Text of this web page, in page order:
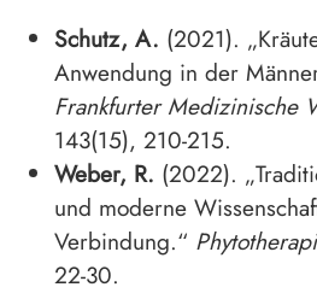
Schutz, A. (2021).
Anwendung in der
Frankfurter Medizinische
143(15), 210-215.
Weber, R. (2022).
und moderne
Verbindung.“
22-30.